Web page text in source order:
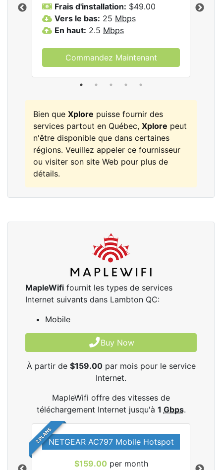
Frais d'installation: $49.00
Vers le bas: 25 Mbps
En haut: 2.5 Mbps
Commandez Maintenant
Bien que Xplore puisse fournir des
services partout en Québec, Xplore peut
n'être disponible que dans certaines
régions. Veuillez appeler ce fournisseur
ou visiter son site Web pour plus de
détails.
MapleWifi fournit les types de services
Internet suivants dans Lambton QC:
Mobile
Buy Now
À partir de $159.00par mois pour le service
Internet.
MapleWifi offre des vitesses de
téléchargement Internet jusqu'à 1 Gbps.
2 PLANSNETGEAR AC797 Mobile Hotspot
$159.00 per month